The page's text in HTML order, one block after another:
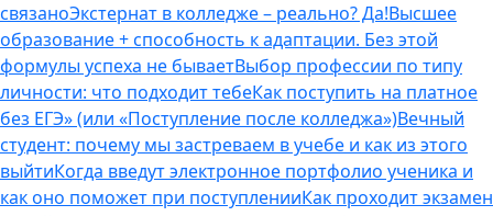
связаноЭкстернат в колледже – реально? Да!Высшее
образование + способность к адаптации. Без этой
формулы успеха не бываетВыбор профессии по типу
личности: что подходит тебеКак поступить на платное
без ЕГЭ» (или «Поступление после колледжа»)Вечный
студент: почему мы застреваем в учебе и как из этого
выйтиКогда введут электронное портфолио ученика и
как оно поможет при поступленииКак проходит экзамен